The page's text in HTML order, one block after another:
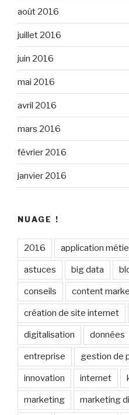
août 2016
juillet 2016
juin 2016
mai 2016
avril 2016
mars 2016
février 2016
janvier 2016
NUAGE !
2016 application
astuces big data
conseils content
création de site internet
digitalisation données
entreprise gestion de
innovation internet
marketing marketing